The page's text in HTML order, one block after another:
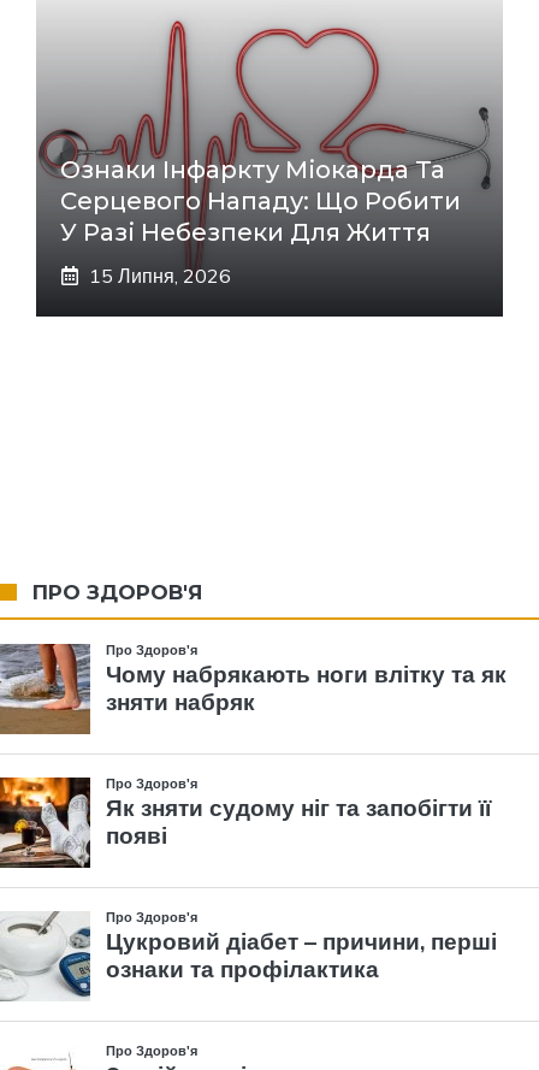
Ознаки Інфаркту Міокарда Та
Серцевого Нападу: Що Робити
У Разі Небезпеки Для Життя
15 Липня, 2026
ПРО ЗДОРОВ'Я